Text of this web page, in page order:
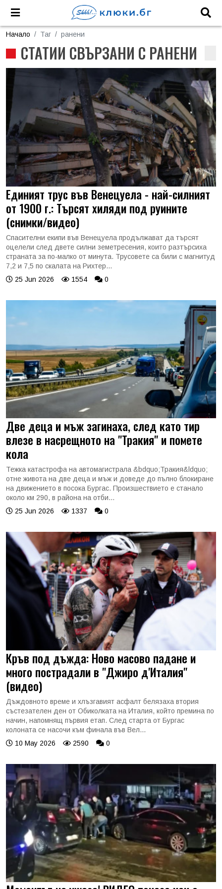
Начало Таг ранени
СТАТИИ СВЪРЗАНИ С РАНЕНИ
Единият трус във Венецуела - най-силният
от 1900 г.: Търсят хиляди под руините
(снимки/видео)
Спасителни екипи във Венецуела продължават да търсят
оцелели след двете силни земетресения, които разтърсиха
страната за по-малко от минута. Трусовете са били с магнитуд
7,2 и 7,5 по скалата на Рихтер...
25 Jun 2026
1554 0
Две деца и мъж загинаха, след като тир
влезе в насрещното на "Тракия" и помете
кола
Тежка катастрофа на автомагистрала &bdquo;Тракия&ldquo;
отне живота на две деца и мъж и доведе до пълно блокиране
на движението в посока Бургас. Произшествието е станало
около км 290, в района на отби...
25 Jun 2026
1337 0
Кръв под дъжда: Ново масово падане и
много пострадали в "Джиро д'Италия"
(видео)
Дъждовното време и хлъзгавият асфалт белязаха втория
състезателен ден от Обиколката на Италия, който премина по
начин, напомнящ първия етап. След старта от Бургас
колоната се насочи към финала във Вел...
10 May 2026
2590 0